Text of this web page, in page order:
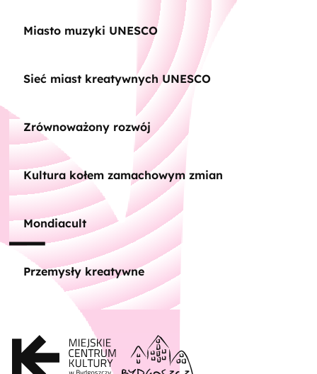
Miasto muzyki UNESCO
Sieć miast kreatywnych UNESCO
Zrównoważony rozwój
Kultura kołem zamachowym zmian
Mondiacult
Przemysły kreatywne